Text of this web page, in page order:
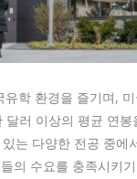
학 환경을 즐기며,
러 이상의 평균 연
는 다양한 전공 중에
의 수요를 충족시키